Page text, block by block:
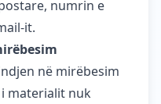
numrin e
it.
në mirëbesim
materialit nuk